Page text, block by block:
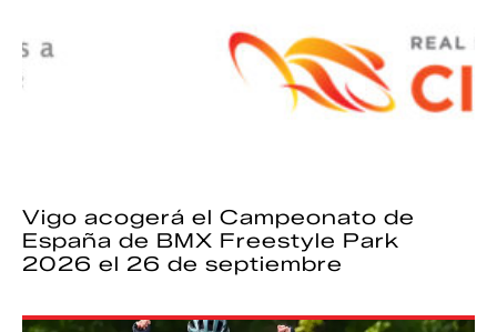
Vigo acogerá el Campeonato de
España de BMX Freestyle Park
2026 el 26 de septiembre